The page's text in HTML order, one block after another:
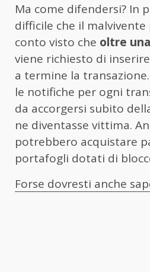
Ma come difendersi? In
difficile che il malvivente
conto visto che oltre
viene richiesto di
a termine la
le notifiche per ogni
da accorgersi subito
ne diventasse vittima.
potrebbero acquistare
portafogli dotati di
Forse dovresti anche